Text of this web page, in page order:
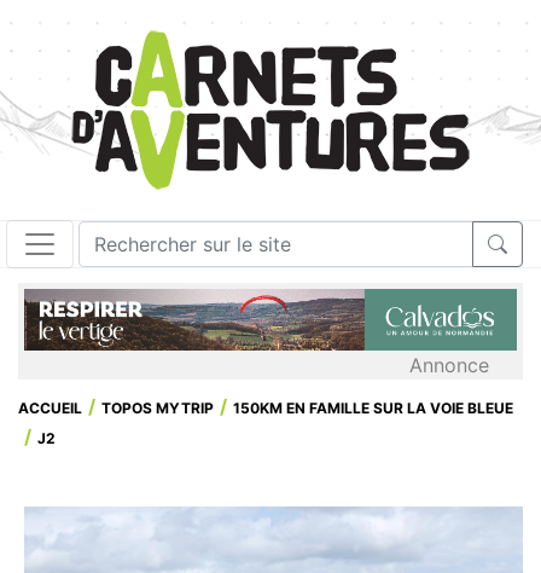
Annonce
ACCUEIL TOPOS MYTRIP
150KM EN FAMILLE SUR LA VOIE BLEUE
J2